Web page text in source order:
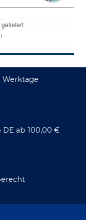
Werktage
DE ab 100,00 €